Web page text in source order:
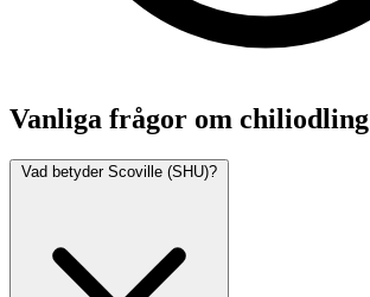
Vanliga frågor om chiliodling
Vad betyder Scoville (SHU)?